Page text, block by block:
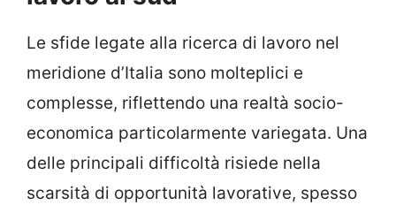
Le sfide legate alla ricerca di lavoro nel
meridione d’Italia sono molteplici e
complesse, riflettendo una realtà socio-
economica particolarmente variegata. Una
delle principali difficoltà risiede nella
scarsità di opportunità lavorative, spesso